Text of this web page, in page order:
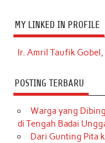
MY LINKED IN PROFILE
Ir. Amril Taufik Gobel,
POSTING TERBARU
Warga yang
di Tengah Badai
Dari Gunting Pita